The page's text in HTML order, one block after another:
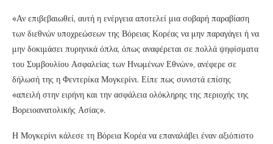
«Αν επιβεβαιωθεί, αυτή η ενέργεια αποτελεί μια σοβαρή παραβίαση
των διεθνών υποχρεώσεων της Βόρειας Κορέας να μην παραγάγει ή να
μην δοκιμάσει πυρηνικά όπλα, όπως αναφέρεται σε πολλά ψηφίσματα
του Συμβουλίου Ασφαλείας των Ηνωμένων Εθνών», ανέφερε σε
δήλωσή της η Φεντερίκα Μογκερίνι. Είπε πως συνιστά επίσης
«απειλή στην ειρήνη και την ασφάλεια ολόκληρης της περιοχής της
Βορειοανατολικής Ασίας».
Η Μογκερίνι κάλεσε τη Βόρεια Κορέα να επαναλάβει έναν αξιόπιστο